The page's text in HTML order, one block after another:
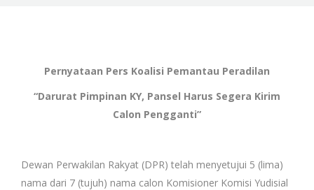
Pernyataan Pers Koalisi Pemantau Peradilan
“Darurat Pimpinan KY, Pansel Harus Segera Kirim
Calon Pengganti”
Dewan Perwakilan Rakyat (DPR) telah menyetujui 5 (lima)
nama dari 7 (tujuh) nama calon Komisioner Komisi Yudisial